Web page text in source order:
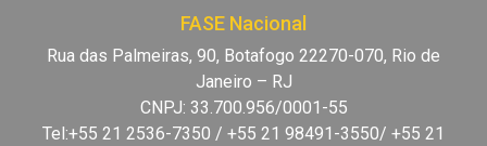
FASE Nacional
Rua das Palmeiras, 90, Botafogo 22270-070, Rio de
Janeiro – RJ
CNPJ: 33.700.956/0001-55
Tel:+55 21 2536-7350 / +55 21 98491-3550/ +55 21